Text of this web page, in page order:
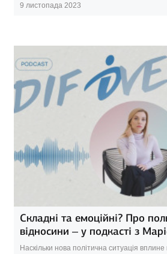
9 листопада 2023
Складні та емоційні? Про
відносини – у подкасті з
Наскільки нова політична ситуація